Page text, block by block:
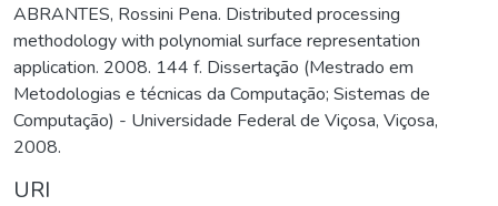
ABRANTES, Rossini Pena. Distributed processing
methodology with polynomial surface representation
application. 2008. 144 f. Dissertação (Mestrado em
Metodologias e técnicas da Computação; Sistemas de
Computação) - Universidade Federal de Viçosa, Viçosa,
2008.
URI